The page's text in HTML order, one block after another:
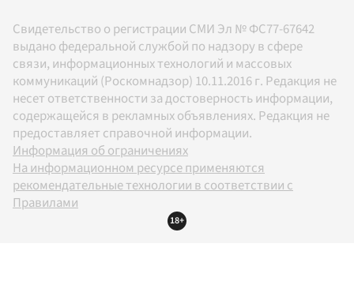
Свидетельство о регистрации СМИ Эл № ФС77-67642
выдано федеральной службой по надзору в сфере
связи, информационных технологий и массовых
коммуникаций (Роскомнадзор) 10.11.2016 г. Редакция не
несет ответственности за достоверность информации,
содержащейся в рекламных объявлениях. Редакция не
предоставляет справочной информации.
Информация об ограничениях
На информационном ресурсе применяются
рекомендательные технологии в соответствии с
Правилами
18+